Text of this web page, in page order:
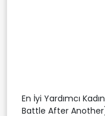
En İyi Yardımcı
Battle After